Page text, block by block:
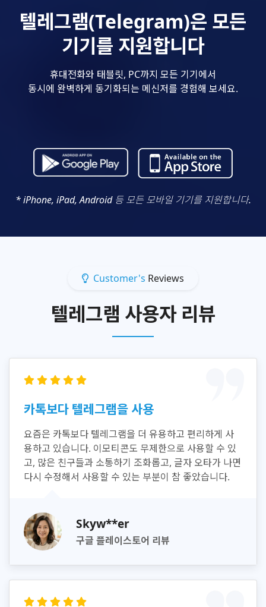
텔레그램(Telegram)은 모든
기기를 지원합니다
휴대전화와 태블릿, PC까지 모든 기기에서
동시에 완벽하게 동기화되는 메신저를 경험해 보세요.
* iPhone, iPad, Android 등 모든 모바일 기기를 지원합니다.
Customer's Reviews
텔레그램 사용자 리뷰
카톡보다 텔레그램을 사용
요즘은 카톡보다 텔레그램을 더 유용하고 편리하게 사
용하고 있습니다. 이모티콘도 무제한으로 사용할 수 있
고, 많은 친구들과 소통하기 조화롭고, 글자 오타가 나면
다시 수정해서 사용할 수 있는 부분이 참 좋았습니다.
Skyw**er
구글 플레이스토어 리뷰